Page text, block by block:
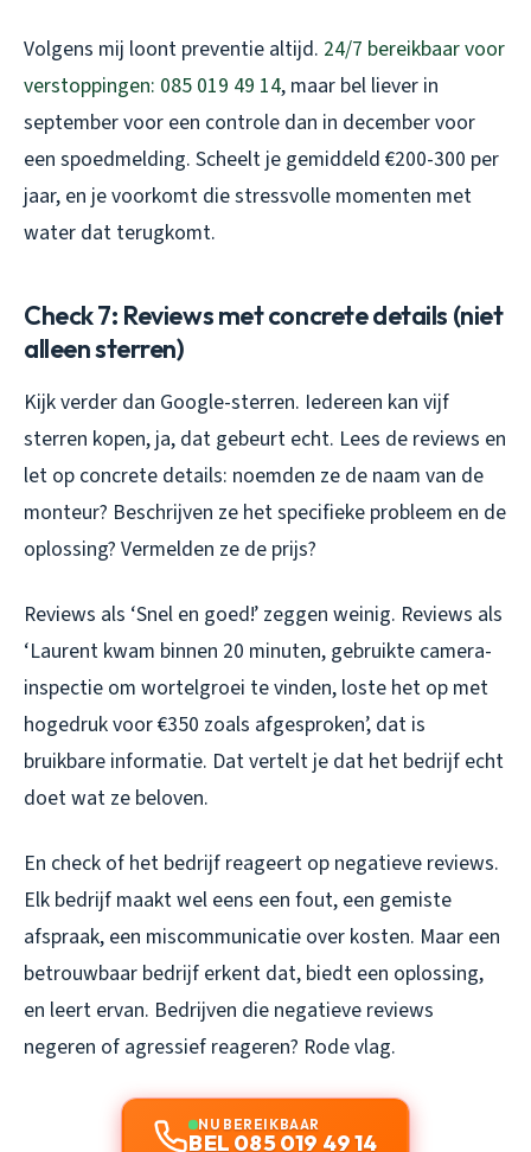
Volgens mij loont preventie altijd. 24/7 bereikbaar voor
verstoppingen: 085 019 49 14, maar bel liever in
september voor een controle dan in december voor
een spoedmelding. Scheelt je gemiddeld €200-300 per
jaar, en je voorkomt die stressvolle momenten met
water dat terugkomt.
Check 7: Reviews met concrete details (niet
alleen sterren)
Kijk verder dan Google-sterren. Iedereen kan vijf
sterren kopen, ja, dat gebeurt echt. Lees de reviews en
let op concrete details: noemden ze de naam van de
monteur? Beschrijven ze het specifieke probleem en de
oplossing? Vermelden ze de prijs?
Reviews als ‘Snel en goed!’ zeggen weinig. Reviews als
‘Laurent kwam binnen 20 minuten, gebruikte camera-
inspectie om wortelgroei te vinden, loste het op met
hogedruk voor €350 zoals afgesproken’, dat is
bruikbare informatie. Dat vertelt je dat het bedrijf echt
doet wat ze beloven.
En check of het bedrijf reageert op negatieve reviews.
Elk bedrijf maakt wel eens een fout, een gemiste
afspraak, een miscommunicatie over kosten. Maar een
betrouwbaar bedrijf erkent dat, biedt een oplossing,
en leert ervan. Bedrijven die negatieve reviews
negeren of agressief reageren? Rode vlag.
NU BEREIKBAAR
BEL 085 019 49 14